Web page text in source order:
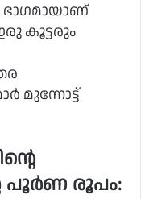
കൂട്ടരും
മുന്നോട്ട്
പൂർണ രൂപം: